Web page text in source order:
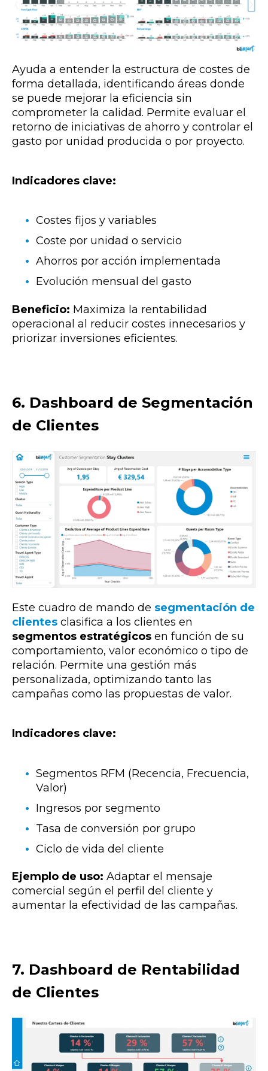
Ayuda a entender la estructura de costes de
forma detallada, identificando áreas donde
se puede mejorar la eficiencia sin
comprometer la calidad. Permite evaluar el
retorno de iniciativas de ahorro y controlar el
gasto por unidad producida o por proyecto.
Indicadores clave:
Costes fijos y variables
Coste por unidad o servicio
Ahorros por acción implementada
Evolución mensual del gasto
Beneficio: Maximiza la rentabilidad
operacional al reducir costes innecesarios y
priorizar inversiones eficientes.
6. Dashboard de Segmentación
de Clientes
Este cuadro de mando de segmentación de
clientes clasifica a los clientes en
segmentos estratégicos en función de su
comportamiento, valor económico o tipo de
relación. Permite una gestión más
personalizada, optimizando tanto las
campañas como las propuestas de valor.
Indicadores clave:
Segmentos RFM (Recencia, Frecuencia,
Valor)
Ingresos por segmento
Tasa de conversión por grupo
Ciclo de vida del cliente
Ejemplo de uso: Adaptar el mensaje
comercial según el perfil del cliente y
aumentar la efectividad de las campañas.
7. Dashboard de Rentabilidad
de Clientes